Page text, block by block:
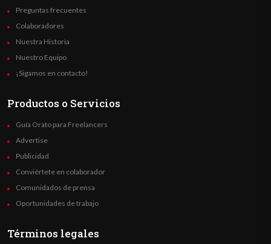
Preguntas frecuentes
Colaboradores
Nuestra Historia
Nuestro Equipo
¡Sigamos en contacto!
Productos o Servicios
Guía Orato para Freelancers
Advertise
Publicidad
Conviértete en colaborador
Comunidados de prensa
Oportunidades de trabajo
Términos legales